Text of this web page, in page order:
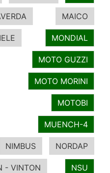
MAICO
MONDIAL
MOTO GUZZI
MOTO MORINI
MOTOBI
MUENCH-4
NIMBUS NORDAP
- VINTON NSU